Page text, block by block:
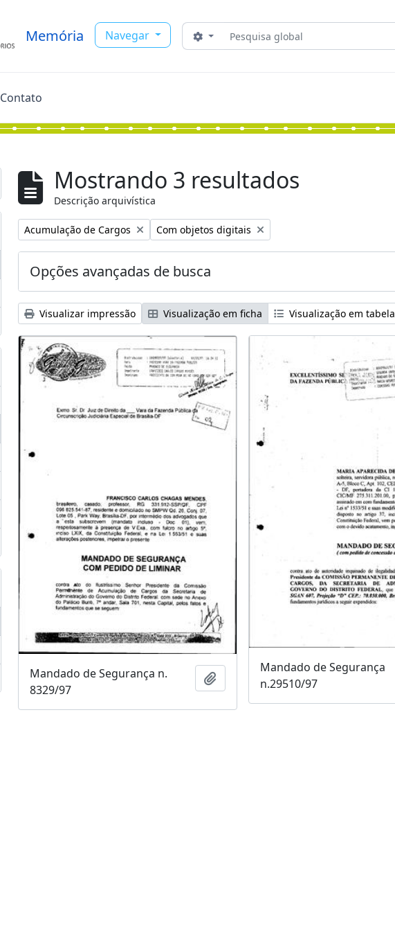
Memória Navegar Buscar
Opções de busca
Contato
Mostrando 3 resultados
Descrição arquivística
Remover filtro:
Acumulação de Cargos Remover filtro:
Com objetos digitais
Opções avançadas de busca
Visualizar impressão Visualização em ficha Visualização em tabela
Mandado de Segurança n.
8329/97
Adicionar a área de transferência
Mandado de Segurança
n.29510/97